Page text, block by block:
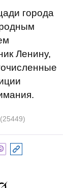
города
Ленину,
(25449)